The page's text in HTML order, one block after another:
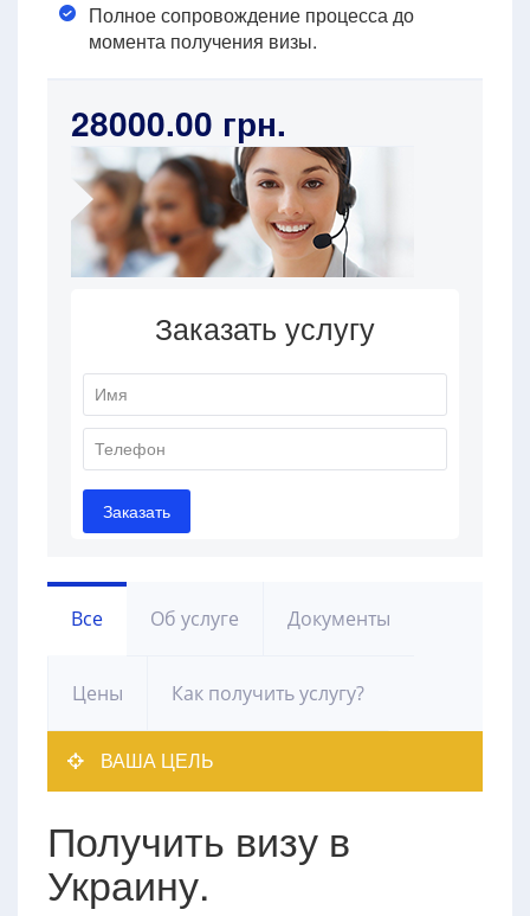
Полное сопровождение процесса до
момента получения визы.
28000.00 грн.
Все Об услуге Документы
Цены Как получить услугу?
ВАША ЦЕЛЬ
Получить визу в
Украину.